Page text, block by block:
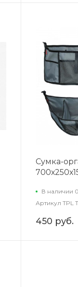
Сумка-
В наличии
Артикул TPL
450 руб.